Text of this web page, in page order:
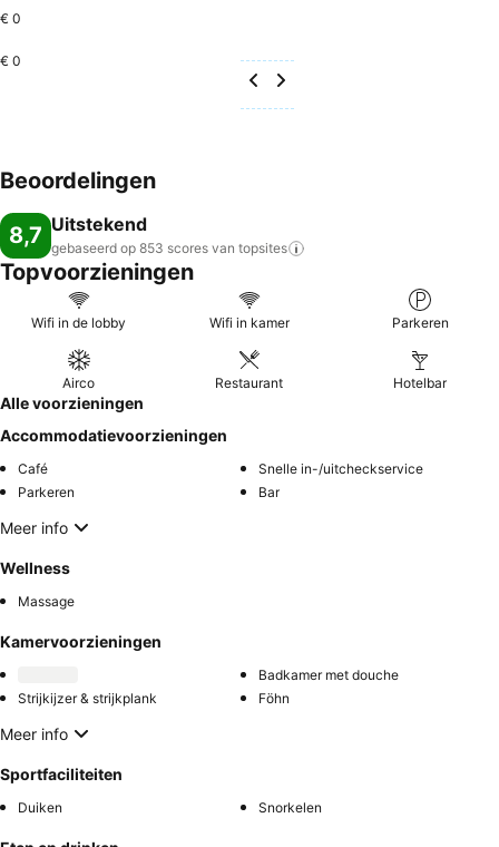
€ 0
€ 0
Beoordelingen
8,7 Uitstekend
gebaseerd op 853 scores van topsites
Topvoorzieningen
Wifi in de lobby Wifi in kamer Parkeren
Airco Restaurant Hotelbar
Alle voorzieningen
Accommodatievoorzieningen
Café
Snelle in-/uitcheckservice
Parkeren
Bar
Meer info
Wellness
Massage
Kamervoorzieningen
Badkamer met douche
Strijkijzer & strijkplank
Föhn
Meer info
Sportfaciliteiten
Duiken Snorkelen